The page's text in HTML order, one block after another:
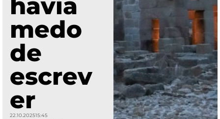
havia
medo
de
escrev
er
22.10.202515:45